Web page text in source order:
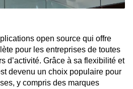
open source qui offre
pour les entreprises de toutes
d’activité. Grâce à sa flexibilité et
devenu un choix populaire pour
y compris des marques